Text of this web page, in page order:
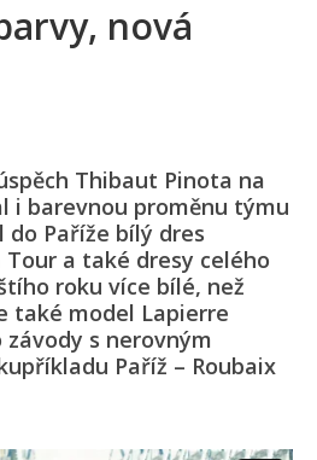
nová
Thibaut Pinota na
i barevnou proměnu týmu
do Paříže bílý dres
a také dresy celého
roku více bílé, než
také model Lapierre
závody s nerovným
Paříž – Roubaix